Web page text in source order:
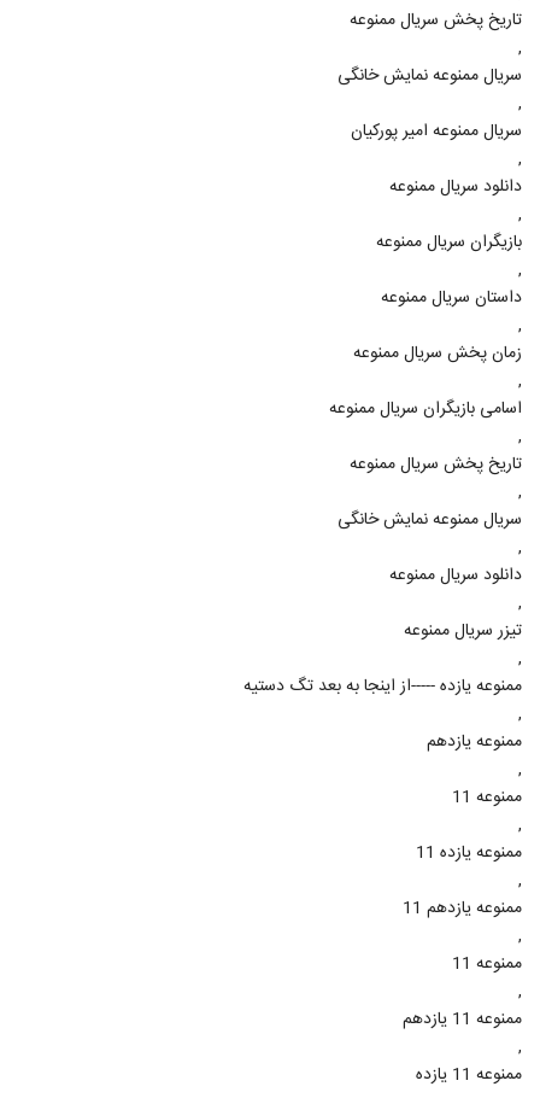
تاریخ پخش سریال ممنوعه
,
سریال ممنوعه نمایش خانگی
,
سریال ممنوعه امیر پورکیان
,
دانلود سریال ممنوعه
,
بازیگران سریال ممنوعه
,
داستان سریال ممنوعه
,
زمان پخش سریال ممنوعه
,
اسامی بازیگران سریال ممنوعه
,
تاریخ پخش سریال ممنوعه
,
سریال ممنوعه نمایش خانگی
,
دانلود سریال ممنوعه
,
تیزر سریال ممنوعه
,
ممنوعه یازده -----از اینجا به بعد تگ دستیه
,
ممنوعه یازدهم
,
ممنوعه 11
,
ممنوعه یازده 11
,
ممنوعه یازدهم 11
,
ممنوعه 11
,
ممنوعه 11 یازدهم
,
ممنوعه 11 یازده